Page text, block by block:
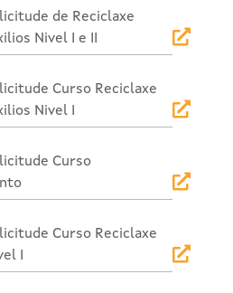
de Reciclaxe
Nivel I e II
Curso Reciclaxe
Nivel I
Curso
Curso Reciclaxe
I